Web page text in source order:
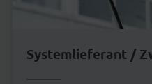
Systemlieferant /